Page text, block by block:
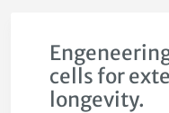
cells for
longevity.